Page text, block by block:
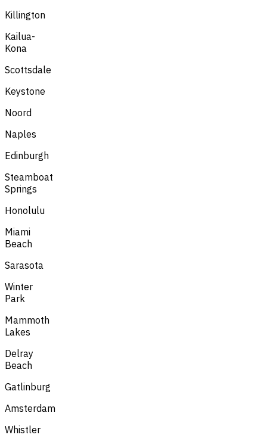
Killington
Kailua-
Kona
Scottsdale
Keystone
Noord
Naples
Edinburgh
Steamboat
Springs
Honolulu
Miami
Beach
Sarasota
Winter
Park
Mammoth
Lakes
Delray
Beach
Gatlinburg
Amsterdam
Whistler